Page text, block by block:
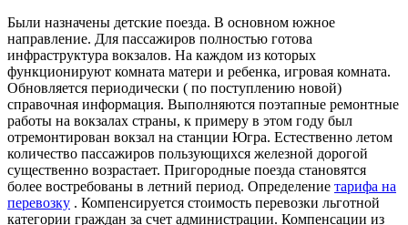
Были назначены детские поезда. В основном южное
направление. Для пассажиров полностью готова
инфраструктура вокзалов. На каждом из которых
функционируют комната матери и ребенка, игровая комната.
Обновляется периодически ( по поступлению новой)
справочная информация. Выполняются поэтапные ремонтные
работы на вокзалах страны, к примеру в этом году был
отремонтирован вокзал на станции Югра. Естественно летом
количество пассажиров пользующихся железной дорогой
существенно возрастает. Пригородные поезда становятся
более востребованы в летний период. Определение тарифа на
перевозку . Компенсируется стоимость перевозки льготной
категории граждан за счет администрации. Компенсации из